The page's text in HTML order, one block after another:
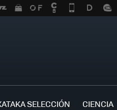
SELECCIÓN CIENCIA